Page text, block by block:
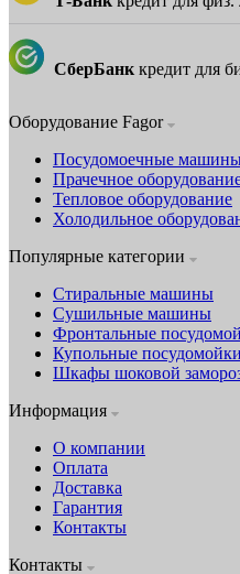
СберБанк кредит для
Оборудование Fagor
Посудомоечные
Прачечное
Тепловое оборудование
Холодильное
Популярные категории
Стиральные машины
Сушильные машины
Фронтальные
Купольные посудомойки
Шкафы шоковой
Информация
О компании
Оплата
Доставка
Гарантия
Контакты
Контакты